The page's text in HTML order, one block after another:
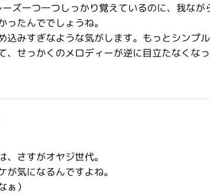
ズ一つ一つしっかり覚えているのに、我なが
たんででしょうね。
込みすぎなような気がします。もっとシンプ
、せっかくのメロディーが逆に目立たなくな
さすがオヤジ世代。
気になるんですよね。
ぁ）